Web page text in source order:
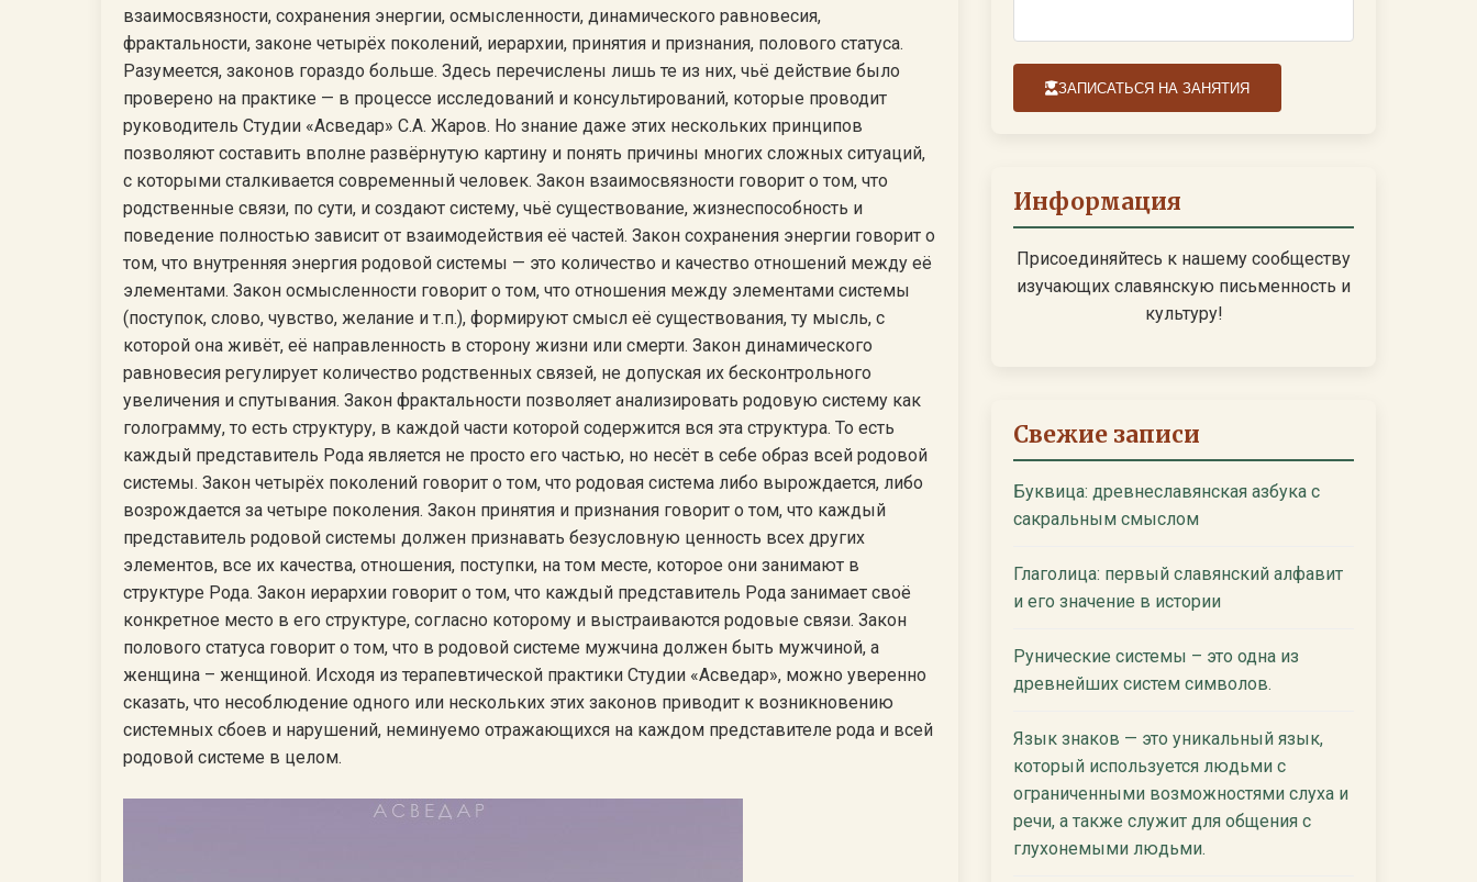
взаимосвязности, сохранения энергии, осмысленности, динамического равновесия,
фрактальности, законе четырёх поколений, иерархии, принятия и признания, полового статуса.
Разумеется, законов гораздо больше. Здесь перечислены лишь те из них, чьё действие было
проверено на практике — в процессе исследований и консультирований, которые проводит
руководитель Студии «Асведар» С.А. Жаров. Но знание даже этих нескольких принципов
позволяют составить вполне развёрнутую картину и понять причины многих сложных ситуаций,
с которыми сталкивается современный человек. Закон взаимосвязности говорит о том, что
родственные связи, по сути, и создают систему, чьё существование, жизнеспособность и
поведение полностью зависит от взаимодействия её частей. Закон сохранения энергии говорит о
том, что внутренняя энергия родовой системы — это количество и качество отношений между её
элементами. Закон осмысленности говорит о том, что отношения между элементами системы
(поступок, слово, чувство, желание и т.п.), формируют смысл её существования, ту мысль, с
которой она живёт, её направленность в сторону жизни или смерти. Закон динамического
равновесия регулирует количество родственных связей, не допуская их бесконтрольного
увеличения и спутывания. Закон фрактальности позволяет анализировать родовую систему как
голограмму, то есть структуру, в каждой части которой содержится вся эта структура. То есть
каждый представитель Рода является не просто его частью, но несёт в себе образ всей родовой
системы. Закон четырёх поколений говорит о том, что родовая система либо вырождается, либо
возрождается за четыре поколения. Закон принятия и признания говорит о том, что каждый
представитель родовой системы должен признавать безусловную ценность всех других
элементов, все их качества, отношения, поступки, на том месте, которое они занимают в
структуре Рода. Закон иерархии говорит о том, что каждый представитель Рода занимает своё
конкретное место в его структуре, согласно которому и выстраиваются родовые связи. Закон
полового статуса говорит о том, что в родовой системе мужчина должен быть мужчиной, а
женщина – женщиной. Исходя из терапевтической практики Студии «Асведар», можно уверенно
сказать, что несоблюдение одного или нескольких этих законов приводит к возникновению
системных сбоев и нарушений, неминуемо отражающихся на каждом представителе рода и всей
родовой системе в целом.
ЗАПИСАТЬСЯ НА ЗАНЯТИЯ
Информация
Присоединяйтесь к нашему сообществу
изучающих славянскую письменность и
культуру!
Свежие записи
Буквица: древнеславянская азбука с
сакральным смыслом
Глаголица: первый славянский алфавит
и его значение в истории
Рунические системы – это одна из
древнейших систем символов.
Язык знаков — это уникальный язык,
который используется людьми с
ограниченными возможностями слуха и
речи, а также служит для общения с
глухонемыми людьми.